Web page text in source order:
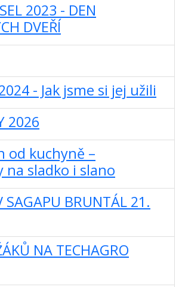
2023 - DEN
DVEŘÍ
- Jak jsme si jej užili
2026
od kuchyně –
na sladko i slano
SAGAPU BRUNTÁL 21.
NA TECHAGRO